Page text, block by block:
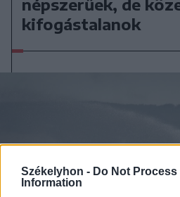
Székelyhon - Do Not Process
Information
népszerűek, de
kifogástalanok